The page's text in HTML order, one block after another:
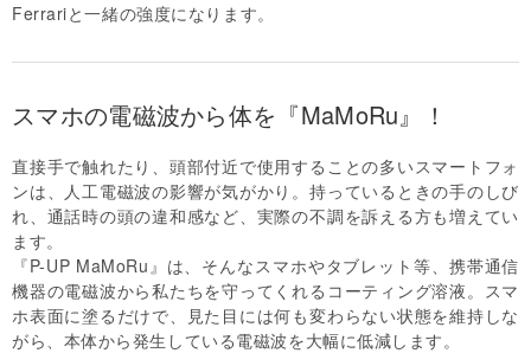
Ferrariと一緒の強度になります。
スマホの電磁波から体を『MaMoRu』！
直接手で触れたり、頭部付近で使用することの多いスマートフォ
ンは、人工電磁波の影響が気がかり。持っているときの手のしび
れ、通話時の頭の違和感など、実際の不調を訴える方も増えてい
ます。
『P-UP MaMoRu』は、そんなスマホやタブレット等、携帯通信
機器の電磁波から私たちを守ってくれるコーティング溶液。スマ
ホ表面に塗るだけで、見た目には何も変わらない状態を維持しな
がら、本体から発生している電磁波を大幅に低減します。